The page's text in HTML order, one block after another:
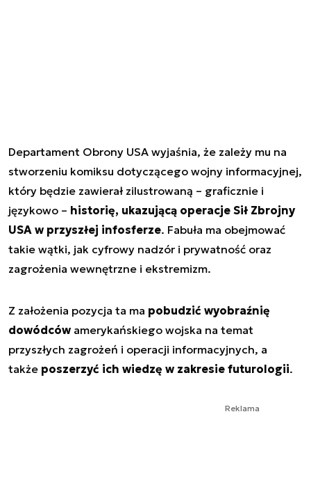
Departament Obrony USA wyjaśnia, że zależy mu na
stworzeniu komiksu dotyczącego wojny informacyjnej,
który będzie zawierał zilustrowaną – graficznie i
językowo – historię, ukazującą operacje Sił Zbrojny
USA w przyszłej infosferze. Fabuła ma obejmować
takie wątki, jak cyfrowy nadzór i prywatność oraz
zagrożenia wewnętrzne i ekstremizm.
Z założenia pozycja ta ma pobudzić wyobraźnię
dowódców amerykańskiego wojska na temat
przyszłych zagrożeń i operacji informacyjnych, a
także poszerzyć ich wiedzę w zakresie futurologii.
Reklama